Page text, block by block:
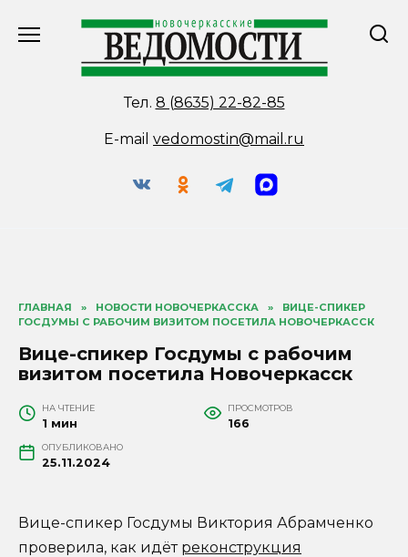
Тел. 8 (8635) 22-82-85
E-mail vedomostin@mail.ru
ГЛАВНАЯ » НОВОСТИ НОВОЧЕРКАССКА »
ВИЦЕ-СПИКЕР
ГОСДУМЫ С РАБОЧИМ ВИЗИТОМ ПОСЕТИЛА НОВОЧЕРКАССК
Вице-спикер Госдумы с рабочим
визитом посетила Новочеркасск
НА ЧТЕНИЕ
1 мин
ПРОСМОТРОВ
166
ОПУБЛИКОВАНО
25.11.2024
Вице-спикер Госдумы Виктория Абрамченко
проверила, как идёт реконструкция